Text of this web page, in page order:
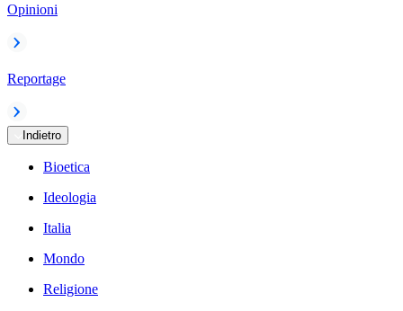
Opinioni
Reportage
Indietro
Bioetica
Ideologia
Italia
Mondo
Religione